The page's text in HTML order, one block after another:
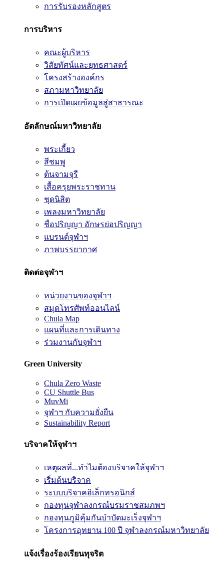
การรับรองหลักสูตร
การบริหาร
คณะผู้บริหาร
วิสัยทัศน์และยุทธศาสตร์
โครงสร้างองค์กร
สภามหาวิทยาลัย
การเปิดเผยข้อมูลสู่สาธารณะ
อัตลักษณ์มหาวิทยาลัย
พระเกี้ยว
สีชมพู
ต้นจามจุรี
เสื้อครุยพระราชทาน
ชุดนิสิต
เพลงมหาวิทยาลัย
ชื่อปริญญา อักษรย่อปริญญา
แบรนด์จุฬาฯ
ภาพบรรยากาศ
ติดต่อจุฬาฯ
หน่วยงานของจุฬาฯ
สมุดโทรศัพท์ออนไลน์
Chula Map
แผนที่และการเดินทาง
ร่วมงานกับจุฬาฯ
Green University
Chula Zero Waste
CU Shuttle Bus
MuvMi
จุฬาฯ กับความยั่งยืน
Sustainability Report
บริจาคให้จุฬาฯ
เหตุผลที่...ทำไมต้องบริจาคให้จุฬาฯ
เริ่มต้นบริจาค
ระบบบริจาคอิเล็กทรอนิกส์
กองทุนจุฬาลงกรณ์บรมราชสมภพฯ
กองทุนภูมิคุ้มกันบำบัดมะเร็งจุฬาฯ
โครงการอุทยาน 100 ปี จุฬาลงกรณ์มหาวิทยาลัย
แจ้งเรื่องร้องเรียนทุจริต